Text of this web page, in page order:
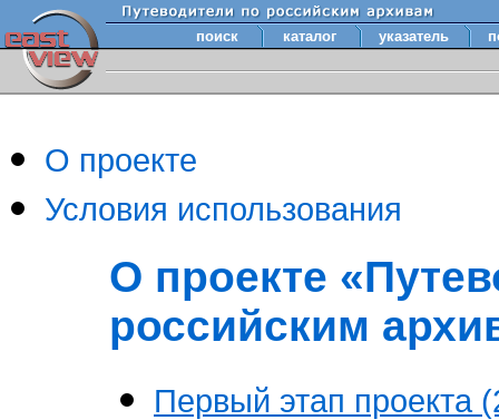
поиск каталог указатель
О проекте
Условия использования
О проекте
российским
Первый этап проекта